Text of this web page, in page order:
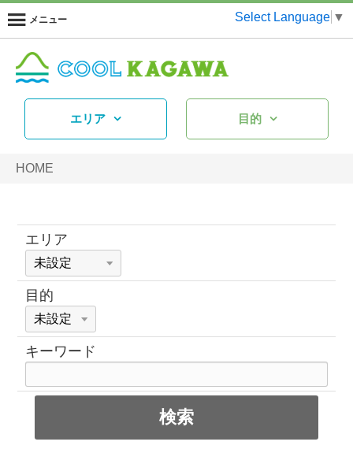
メニュー Select Language ▼
エリア 目的
HOME
エリア
目的
キーワード